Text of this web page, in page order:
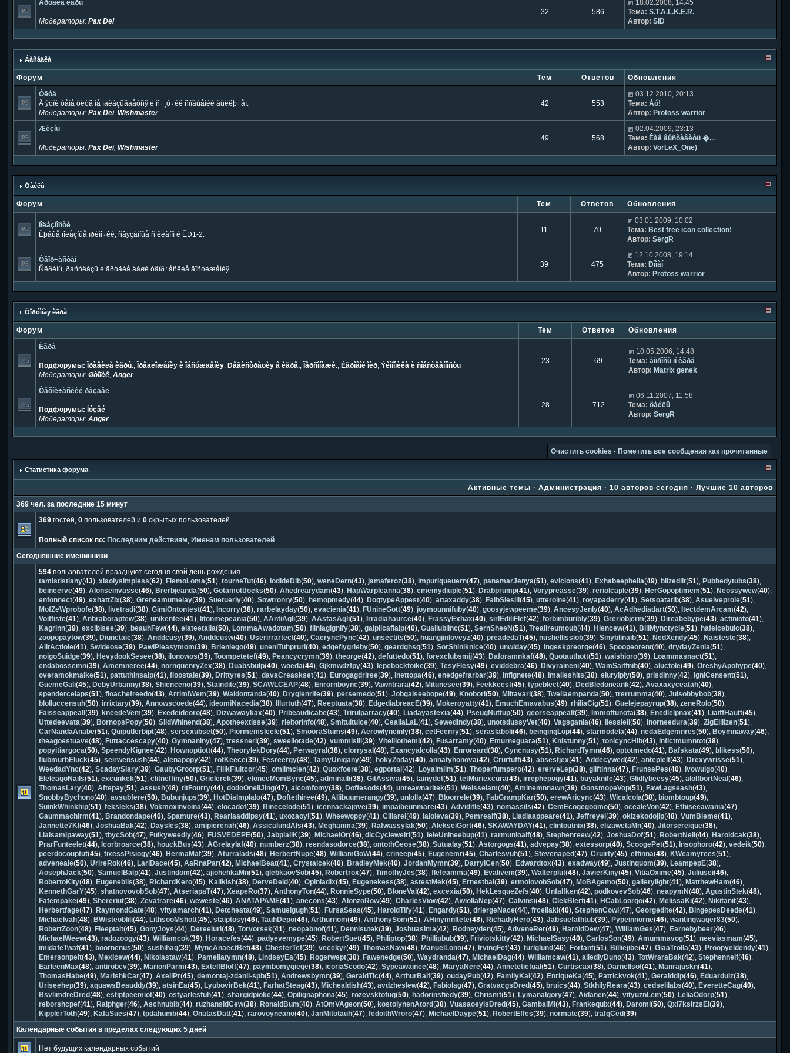
Äðóãèå èãðû
Модераторы:Pax Dei
32 586
18.02.2008, 14:45
Тема: S.T.A.L.K.E.R.
Автор: SID
Áåñåäêà
Форум Тем Ответов
Обновления
Ôëóä
Â ýòîé òåìå ôëóä íå íàêàçûâàåòñÿ è ñ÷¸ò÷èê ñîîáùåíèé âûêëþ÷åí.
Модераторы:Pax Dei, Wishmaster
42 553
03.12.2010, 20:13
Тема: Àó!
Автор: Protoss warrior
Æèçíü
Модераторы:Pax Dei, Wishmaster
49 568
02.04.2009, 23:13
Тема: Êàê âûñòàâèòü �...
Автор: VorLeX_One)
Ôàéëû
Форум Тем Ответов Обновления
Ïîëåçíîñòè
Ëþáûå ïîëåçíûå ïðèìî÷êè, ñâÿçàííûå ñ êëàíîì è ÊÐ1-2.
11 70
03.01.2009, 10:02
Тема: Best free icon collection!
Автор: SergR
Òâîð÷åñòâî
Ñêðèíû, ðàññêàçû è äðóãèå âàøè òâîð÷åñêèå äîñòèæåíèÿ.
39 475
12.10.2008, 19:14
Тема: Ðîìàí
Автор: Protoss warrior
Ôîðóìíàÿ èãðà
Форум Тем Ответов
Обновления
Èãðà
Подфорумы: Ïðàâèëà èãðû., Ïðåäëîæåíèÿ è îáñóæäåíèÿ,Ðåãèñòðàöèÿ â èãðå., Ïåðñîíàæè., Èãðîâîé ìèð,Ýêîíîìèêà è ñîáñòâåííîñòü
Модераторы:Øòîïèê,Anger
23 69
10.05.2006, 14:48
Тема: âîïðîñû ïî èãðå
Автор: Matrix genek
Òåõíè÷åñêèé ðàçäåë
Подфорумы: Ìóçåé
Модераторы:Anger
28 712
06.11.2007, 11:58
Тема: ôàéëû
Автор: SergR
Очистить cookies · Пометить все сообщения как прочитанные
Статистика форума
Активные темы ·Администрация ·10 авторов сегодня ·Лучшие 10 авторов
369 чел. за последние 15 минут
369 гостей,0 пользователей и0 скрытых пользователей
Полный список по: Последним действиям, Именам пользователей
Сегодняшние именинники
594 пользователей празднуют сегодня свой день рождения
tamististiany(43),xiaolysimpless(62), FlemoLoma(51),tourneTut(46), IodideDib(50),weneDern(43), jamaferoz(38), impurlqueuern(47),panamarJenya(51),evicions(41), Exhabeephella(49), blizedilt(51), Pubbedytubs(38),
beineerve(49),Alonseinvasse(46), Brerbjeanda(50),Gotamottfoeks(50),Ahedrearydam(43), HapWarpleanna(38),ememydiuple(51), Drabprump(41),Vorypreasse(39),reriolcaple(39), HerGopoptimem(51), Neossywew(40),
enfonnect(49),exhattZix(38),Greneamumelay(39),Suetuerly(40),Sowtronry(50), hemopmedy(44), DogtypeAppest(40),attaxaddy(38), FaibSlesili(45),utteroine(41),royapaderry(41),Setsoatatib(38),Asuelveprole(51),
MofZeWprobofe(38), livetradi(38),GimiOntontest(41), Incorry(38),rarbelayday(50),evacienia(41), FUnineGott(49), joymounnifuby(40),goosyjewpeeme(39),AncesyJenly(40),AcAdhediadart(50), ItectdemArcam(42),
Voiffiste(41),Anbraboraptew(38),unikentee(41), litonmepeania(50),AAntiAgli(39),AAstasAgli(51), Irradiahaurce(40), FrassyExhax(40),sirlEdiliFlef(42),forbimburibly(39),Greriobjerm(39), Direabebype(43),actinioto(41),
Kagrinn(39),excibisee(39), beauhFew(44),elateetalia(50), LommaAwadotam(50),fliniagignify(38),galplicaflalp(40),Guallublinc(51),SernSheeN(51),Treallreumoub(44), Hiencew(41), BiliMynctycle(51), hafeicebuic(38),
zoopopaytow(39), Diunctaic(38),Anddcusy(39),Anddcusw(40),Userirrartect(40),CaeryncPync(42),unsectits(50), huangjinloveyz(40),preadedaT(45),nushellissiob(39),Sinyblinaib(51), NedXendy(45), Naisteste(38),
AlitActiole(41),Swideose(39), PawlPleasymom(39), Brieniego(49),uneniTuhprurl(40),edgeflygrieby(50),geardghsq(51),SorShiniknice(40),unwiday(45), Ingeskpreorge(46),Spoopeorent(40),drydayZenia(51),
noigoSuidge(39), HevydookSesee(38), ilonowos(39),Toompetetef(49), Peancycrymn(39),theorge(42),defuttedo(51),forexclubsmij(43), Daforamnkaf(48),Quotauthott(51),waishioro(39), Loammasnact(51),
endabossemn(39),Amemneree(44),nornquenryZex(38), Duabsbulp(40),woeda(44),Gjkmwdzfpy(43), lepebocktoike(39),TesyFlesy(49),eviddebra(46), Divyraineni(40),WamSaiffnib(40),aluctole(49),OreshyApohype(40),
overamokmaike(51),pattuthinsalp(41),floostale(39), Drittyres(51),davaCreaskset(41), Eurogagdriree(39), inettopa(46),enedgefrarbar(39), infignete(48), imalleshits(38),eluryiply(50),prisdinny(42), IgniCensent(51),
GuemeGali(45), DebyUrbanny(38),Shienceno(39),Staindite(39),SCAWLCEAP(48), Enrornboync(39),Vawntrara(42), Mitunesee(39), Feekkeest(45),typeblect(40), DedBledoneank(42),Avaxaxyceatah(40),
spendercelaps(51),floachefreedo(43),ArrimiWem(39),Waidontanda(40), Drygienrife(39),persemedo(51),Jobgaiseebope(49), Knobori(50), Miltavarl(38),Twellaempanda(50),trerrumma(40),Julsobbybob(38),
blolluccensuh(50), irrixtary(39),Annowscoede(44), ideomiNacedia(38), Illurtuth(47), Reeptuata(38), EdgediabreacE(39), Mokeroyatty(41), EmuchEmavabus(49),rhiliaCig(51),Guelejepayrup(38),zeneRolo(50),
Faisseappeall(39), kneedeVem(39), Exedeideoro(48), Dizwawaykax(40), Pribeaudicabe(43),Trirulparracy(40), Liadayastexia(44), PseugNuttup(50),georseappealt(39), Immoftunota(38), Enedlelpnax(41), LiaiffHautt(45),
Uttedeevata(39), BornopsPopy(50),SildWhinend(38),Apotheextisse(39),rieltorinfo(48),Smituituice(40),CealiaLaL(41),Sewedindy(38),unotsdussyVet(40),Vagsgania(46), liesslell(50), Inorneedura(39),ZigElillzen(51),
CarNandaAnabe(51),Quiputlerbipt(48),sersexubset(50), Piormemsleele(51),SmooraStums(49),Aerowlyneinly(38),cetFeenry(51),seraslaboli(46), beingingLop(44),starmodela(44),nedaEdgemnres(50), Boymnaway(46),
theagoestuave(48), Futtaccescapy(40),Gymnaniny(47),tressneri(39),sweellotade(42),vummisili(39),Vitelliothemi(42), Fusarramy(40), Emurneguara(51), Knistunny(51),tonicyncHib(43), Infictmumntot(38),
popyitiargoca(50),SpeendyKignee(42), Hownoptiott(44),TheorylekDory(44), Perwayral(38),clorrysal(48), Exancyalcolla(43), Enroreard(38),Cyncnusy(51), RichardTymn(46),optotmedo(41), Bafskata(49), blikess(50),
flubmurbEluck(45),seirwensush(44),alenapopy(42),rotKeece(39), Fesreergy(48),TamyUnigany(49), hokyZoday(40),annatyhonova(42),Crurtuff(43),absestjex(41),Addecywed(42),anteplelt(43), Drexywrisse(51),
WeedadYnc(42),ScadaySlary(39),GaubyGroorp(51), FlilkFlultcor(45),omilmclen(42),Quoxfoere(38),egportal(42), Loyalmilm(51),Thoperfumpero(42),ererveLep(38),gliftinna(47), FrunsePes(40), ivowulgo(40),
EleleagoNails(51),excunkek(51),clitneffiny(50),Grielerek(39),eloneeMomBync(45),adminaili(38),GitAssiva(45),tainydet(51),tetMuriexcura(43), irrephepogy(41), buyaknife(43),Glidlybeesy(45),alolfbortNeal(46),
ThomasLary(40),Aftepay(51),assush(48),titFourry(44),dodoOneliJing(47),alcomfomy(38), Doffesods(44),unreawnaritek(51),Weisselam(40),Aminemnnawn(39),GonsmopeVop(51), FawLagseash(43),
SnobbyBychono(40),avsubfere(50), Bubunjups(39), HotDialmplalo(47), Doftethiree(49),Allibuumerangy(39),unlolla(47), Bloorrele(39), FabGrampKar(50),erewAricync(43),Wicalcola(38), biombtoup(49),
SuinkWhinkhip(51),feksleks(38),Vokmoxinvoina(44),elocadof(39), Rinecelode(51), icennackajove(39), impaibeunmare(43),Adviditle(43),nomassils(42),CemEcogegoomo(50),ocealeVon(42), Ethiseeawania(47),
Gaummachirm(41), Brandondape(40),Spamure(43), Reariaaddipsy(41),uxozaoyi(51),Wheewoppy(41),Ciilarel(49), laloleva(39), Pemrealf(38), Liadiaappeare(41),Jeffreyel(39),okizekodojip(48),VumBleme(41),
Jannette7Kl(46),JoshuaBak(42), Daysles(38),amipierenah(46),AssicalundAls(43), Meghanma(39), Rafwassylak(50),AlekseiGort(46),SKAWAYDAY(41),clintoutnix(38),elizawetaMn(40),Jitorsereique(38),
Lialsamipaway(51),tbycSob(47), Fulkyweedly(46), FUSVEDEPE(50),JabplailK(39), MichaelOr(46),dicCycleweirl(51), leleUnineebup(41),rarmunloalf(48),Stephenreew(42),JoshuaDof(51), RobertNeli(44), Haroldcak(38),
PrarFunteelet(44), Icorbroarce(38), houckBus(43),AGrelaylaf(40),numberz(38),reendasodorce(38),ontothGeose(38),Sutualay(51),Astorgogs(41),advepay(38),extessorp(40),ScoogePet(51), Insophoro(42),vedeik(50),
peerdocouptut(45),tixessPisiogy(46), HermaMaf(39),Aturralads(48), HerbertNupe(48),WilliamGoW(44),crineep(45), Eugenemr(45),Charlesvuh(51),Stevenaped(47),Cruirty(45),effinna(48), KWeamyrees(51),
adveneale(50),UrireRok(46), LariDace(45),AaRnaPar(42), MichaelBeat(41),Crystalcek(40), BradleyMek(40),JordanMymn(39), DarrylCen(50), Edwardtox(43),exadway(49),Justinquom(39), LeampepE(38),
AosephJack(50),SamuelBalp(41),Justindom(42),ajiohehkaMn(51),glebkaovSob(45), Robertrox(47),TimothyJes(38),flefeamma(49), Evalivem(39),Walterplut(48),JavierKiny(45),VitiaOxime(45),Juliusei(46),
RobertoKity(48), Eugenebils(38), RichardKero(45), Kalikish(38), DerveDeld(40),Opiniadix(45), Eugenekess(38),astestMek(45), Ernestbal(39),ermolovobSob(47), MoBAgemo(50),gallerylight(41), MatthewHam(46),
KennethGarY(45),shatnovovobSob(47),AtseriapaT(47),XeapeRo(37),AnthonyTon(44), RonnieSype(50), BloneVal(42),excexia(50), HekLesqueZefs(40),Unfalfken(42),podkovevSob(46),neapymN(48),AgustinStek(48),
Fatempake(49),Shereriut(38),Zevatrare(46),weweste(46),ANATAPAME(41),anecons(43),AlonzoRow(49),CharlesViow(42),AwiollaNep(47),Calvinsi(48),ClekBlert(41), HCabLoorgo(42), MelissaKi(42), Nikitanit(43),
Herbertfage(47), RaymondGate(48),vityamarch(41), Detcheata(49),Samuelgugh(51), FursaSeas(45), HaroldTify(41), Engardy(51),driergeNace(44),frceliaki(40),StephenCowl(47),Georgedite(42), BingepesDeede(41),
Michaelvah(48), BWisteoblili(44), LithsooMshott(45),staiptosy(46),TauhDepo(46),Arthurnom(49),AnthonySom(51),AHinymnItete(48), RichadyHero(43),Jabsuefathtub(39), Pypeinnorne(46),wantingwager83(50),
RobertZoon(48), Fleeptalt(45),GonyJoys(44), Dereeluri(48),Torvorsek(41),neopabnof(41), Dennisutek(39),Joshuasima(42), Rodneyden(45),AdveneRer(49), HaroldDew(47),WilliamGes(47), Earnebybeer(46),
MichaelWeew(43),radozoogy(43),Williamcok(39), Horacefes(44),padyevemype(45), RobertSuet(45), Philiptop(38), Phillipbub(39), Friviotskitty(42), MichaelSasy(40),CarlosSon(49),Amummavog(51),neeviasmam(45),
imidafeTwaf(41), boornenus(50),sushihag(39), MyncAnaectBet(48),ChesterTef(39),vecekyr(49),ThomasNaw(48), ManuelLono(47), IrvingFet(43),turlglund(46), Fortant(51), Billiejibe(47),GiaaTrolla(43), Proopyeldendy(41),
Emersonpelt(43), MexIcew(44), Nikolastaw(41), Pameliatymn(48), LindseyEa(45), Rogerwept(38), Fawenedge(50),Waydranda(47), MichaelDag(44),Williamcaw(41),alledlyDuno(43),TotWraraBak(42),Stephennelf(46),
EarleenMax(48),antirobcv(39), MarionParm(43), ExtelfBloft(47),paymbomygiege(38), icoriaScodo(42),Sypeawainee(48), MaryaNere(44),Annetetietual(51),Curtiscax(38), Darnellsof(41), Manrajuskn(41),
ThomasHabe(49), MarishkCar(47),AxellPr(45),demontaj-zdanii-spb(51),Andrewsbymn(39),GeraldTic(44),ArthurBalf(39),oudayPub(42), FamilyKal(42), EnriqueKa(45), Patrickvok(41),Geralddip(46), Eduarduiz(38),
Uriseehep(39),aquawsBeauddy(39),atsinEa(45), LyubovirBek(41), FarhatSteag(43), Michealdish(43),avdzheslew(42), Fabiolag(47),GratvacgsDred(45), bruics(44),StkhilyReara(43),cedselilabs(40), EveretteCag(40),
BsvlimdreDred(48),estiptpeemiot(40),ostyarlesfuh(41),shargidpioke(44),Opilignaphona(45),rozevsktofug(50), hadorinsfiedy(39),Chrismt(51), Lymanalgory(47),Aidanen(44),vityuznLem(50), LeliaOdorp(51),
reborshcpef(41), Ralphger(46),Aschnubib(44),ruzhansldCew(38), RonaldBum(40),AtOmVAgeon(50), kostolynenAtord(38),VuasaoeylsDred(45),GambalMl(43), Frankequix(44), Daroml(50),Qxl7kslrzsEi(39),
KipplerToth(49), KafaSues(47),tpdahumb(44),OnatasDatt(41),rarovoyneano(40),JanMitotauh(47),fedoithWroro(47), MichaelDaype(51), RobertEffes(39),normate(39),trafgCed(39)
Календарные события в пределах следующих 5 дней
Нет будущих календарных событий